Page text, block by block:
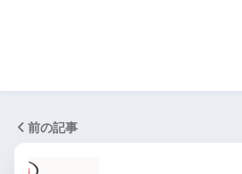
前の記事